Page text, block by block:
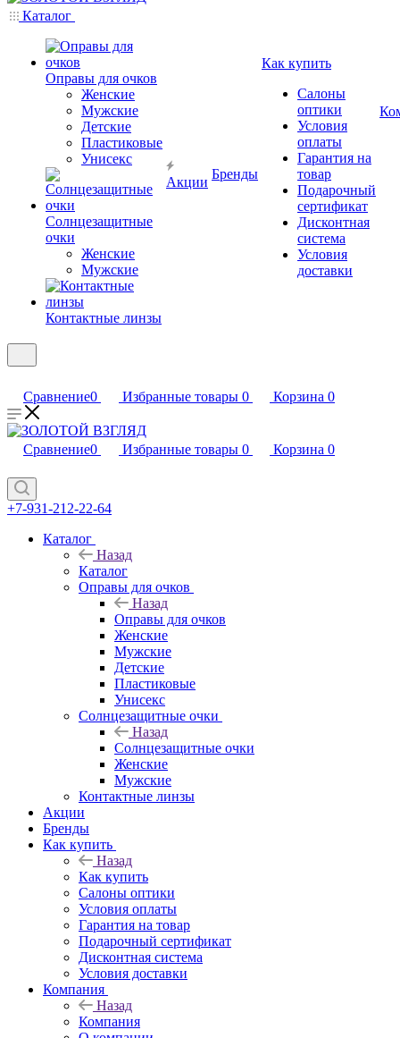
Каталог
Оправы для очков
Женские
Мужские
Детские
Пластиковые
Унисекс
Солнцезащитные
очки
Женские
Мужские
Контактные линзы
Акции
Бренды
Как купить
Салоны
оптики
Условия
оплаты
Гарантия на
товар
Подарочный
сертификат
Дисконтная
система
Условия
доставки
Сравнение0 Избранные товары 0 Корзина 0
Сравнение0 Избранные товары 0 Корзина 0
+7-931-212-22-64
Каталог
Назад
Каталог
Оправы для очков
Назад
Оправы для очков
Женские
Мужские
Детские
Пластиковые
Унисекс
Солнцезащитные очки
Назад
Солнцезащитные очки
Женские
Мужские
Контактные линзы
Акции
Бренды
Как купить
Назад
Как купить
Салоны оптики
Условия оплаты
Гарантия на товар
Подарочный сертификат
Дисконтная система
Условия доставки
Компания
Назад
Компания